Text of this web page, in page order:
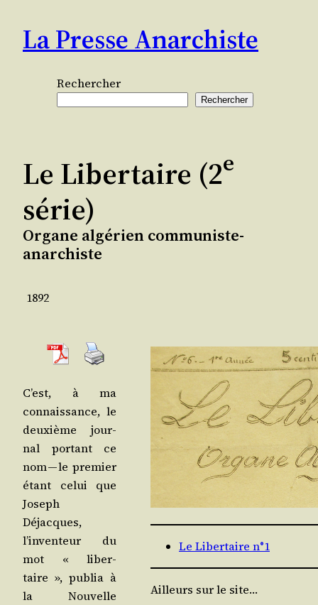
contenu
La Presse Anarchiste
Rechercher
Rechercher
Le Libertaire (2e
série)
Organe algérien communiste-
anarchiste
1892
C’est, à ma
connais­sance, le
deuxième jour­
nal por­tant ce
nom — le pre­mier
étant celui que
Joseph
Déjacques,
l’inventeur du
mot « liber­
taire », publia à
la Nou­velle
Le Libertaire n°1
Ailleurs sur le site…